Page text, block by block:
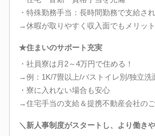
・特殊勤務手当：長時間勤務で支給さ
→休暇が取りやすく収入面でもメリッ
★住まいのサポート充実
・社員寮は月2～4万円で住める！
→例：1K/7畳以上/バストイレ別/独立洗
・寮に入れない場合も安心
→住宅手当の支給＆提携不動産会社の
＼新人事制度がスタートし、より働き